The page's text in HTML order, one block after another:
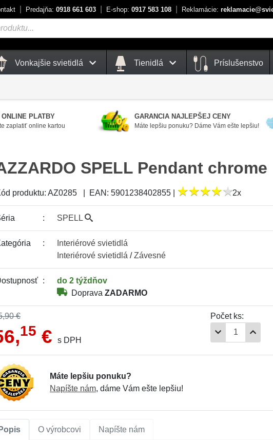
Predajňa: 0918 661 603 E-shop: 0917 583 108 Reklamácie:
Vonkajšie svietidlá Tienidlá Príslušenstvo
ONLINE PLATBY
zaplatiť online kartou
GARANCIA NAJLEPŠEJ CENY
Máte lepšiu ponuku? Dáme Vám ešte lepšiu!
SPELL Pendant chrome
produktu: AZ0285 EAN: 5901238402855 ★★★★★
★★★★★2x
SPELL
Interiérové svietidlá
Interiérové svietidlá /Závesné
do 2 týždňov
Doprava ZADARMO
€
15 € s DPH
Počet ks:
Máte lepšiu ponuku?
Napíšte nám, dáme Vám ešte lepšiu!
Popis O výrobcovi Napíšte nám